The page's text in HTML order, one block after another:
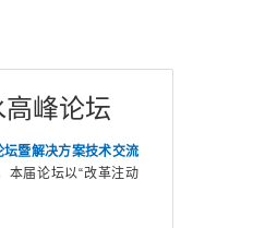
峰论坛
暨解决方案技术交流
本届论坛以“改革注动